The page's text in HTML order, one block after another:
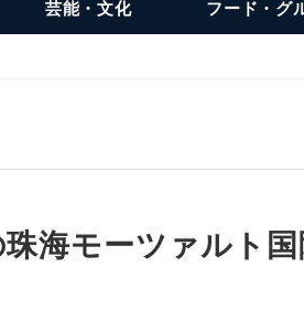
芸能・文化 フード・グ
海モーツァルト